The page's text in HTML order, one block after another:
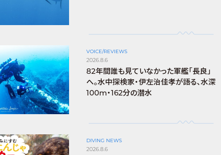
VOICE/REVIEWS
2026.8.6
82年間誰も見ていなかった軍艦「長良」
へ。水中探検家・伊左治佳孝が語る、水深
100m・162分の潜水
DIVING NEWS
2026.8.6